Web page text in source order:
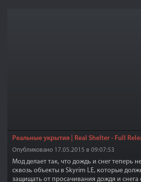
Реальные укрытия | Real Shelter - Full
Опубликовано 17.05.2015 в 09:07:53
Мод делает так, что дождь и снег теперь
сквозь объекты в Skyrim LE, которые
защищать от просачивания дождя и снега